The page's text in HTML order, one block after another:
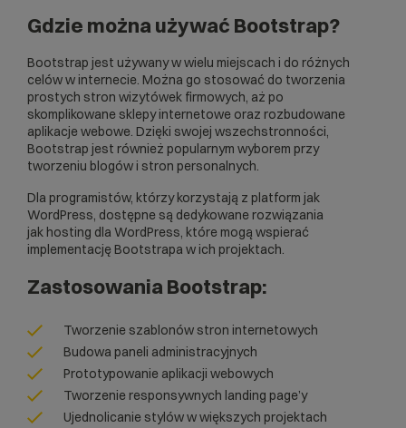
Gdzie można używać Bootstrap?
Bootstrap jest używany w wielu miejscach i do różnych
celów w internecie. Można go stosować do tworzenia
prostych stron wizytówek firmowych, aż po
skomplikowane sklepy internetowe oraz rozbudowane
aplikacje webowe. Dzięki swojej wszechstronności,
Bootstrap jest również popularnym wyborem przy
tworzeniu blogów i stron personalnych.
Dla programistów, którzy korzystają z platform jak
WordPress, dostępne są dedykowane rozwiązania
jak hosting dla WordPress, które mogą wspierać
implementację Bootstrapa w ich projektach.
Zastosowania Bootstrap:
Tworzenie szablonówstron internetowych
Budowa paneli administracyjnych
Prototypowanie aplikacji webowych
Tworzenie responsywnych landing page’y
Ujednolicanie stylów w większych projektach